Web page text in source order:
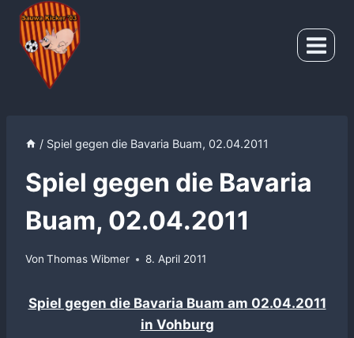
Zum
Inhalt
springen
/ Spiel gegen die Bavaria Buam, 02.04.2011
Spiel gegen die Bavaria
Buam, 02.04.2011
Von Thomas Wibmer 8. April 2011
Spiel gegen die Bavaria Buam am 02.04.2011
in Vohburg